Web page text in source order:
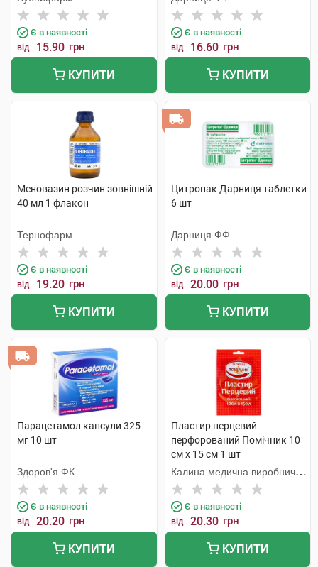
Є в наявності
від 15.90 грн
КУПИТИ
Є в наявності
від 16.60 грн
КУПИТИ
Меновазин розчин зовнішній
40 мл 1 флакон
Тернофарм
Є в наявності
від 19.20 грн
КУПИТИ
Цитропак Дарниця таблетки
6 шт
Дарниця ФФ
Є в наявності
від 20.00 грн
КУПИТИ
Парацетамол капсули 325
мг 10 шт
Здоров'я ФК
Є в наявності
від 20.20 грн
КУПИТИ
Пластир перцевий
перфорований Помічник 10
см х 15 см 1 шт
Калина медична виробнича
компанія
Є в наявності
від 20.30 грн
КУПИТИ